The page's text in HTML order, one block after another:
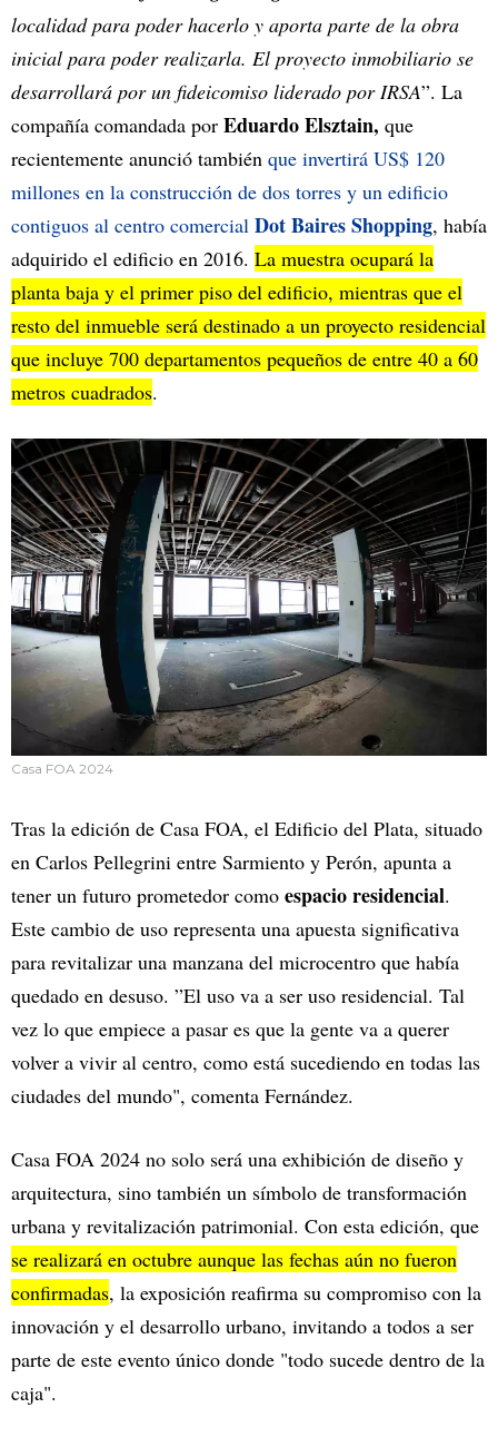
localidad para poder hacerlo y aporta parte de la obra
inicial para poder realizarla. El proyecto inmobiliario se
desarrollará por un fideicomiso liderado por IRSA”. La
compañía comandada por Eduardo Elsztain, que
recientemente anunció también que invertirá US$ 120
millones en la construcción de dos torres y un edificio
contiguos al centro comercial Dot Baires Shopping, había
adquirido el edificio en 2016. La muestra ocupará la
planta baja y el primer piso del edificio, mientras que el
resto del inmueble será destinado a un proyecto residencial
que incluye 700 departamentos pequeños de entre 40 a 60
metros cuadrados.
Casa FOA 2024
Tras la edición de Casa FOA, el Edificio del Plata, situado
en Carlos Pellegrini entre Sarmiento y Perón, apunta a
tener un futuro prometedor como espacio residencial.
Este cambio de uso representa una apuesta significativa
para revitalizar una manzana del microcentro que había
quedado en desuso. ”El uso va a ser uso residencial. Tal
vez lo que empiece a pasar es que la gente va a querer
volver a vivir al centro, como está sucediendo en todas las
ciudades del mundo", comenta Fernández.
Casa FOA 2024 no solo será una exhibición de diseño y
arquitectura, sino también un símbolo de transformación
urbana y revitalización patrimonial. Con esta edición, que
se realizará en octubre aunque las fechas aún no fueron
confirmadas, la exposición reafirma su compromiso con la
innovación y el desarrollo urbano, invitando a todos a ser
parte de este evento único donde "todo sucede dentro de la
caja".